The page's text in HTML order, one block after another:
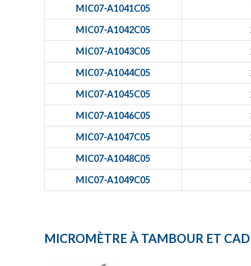
MIC07-A1041C05
MIC07-A1042C05
MIC07-A1043C05
MIC07-A1044C05
MIC07-A1045C05
MIC07-A1046C05
MIC07-A1047C05
MIC07-A1048C05
MIC07-A1049C05
MICROMÈTRE À TAMBOUR ET